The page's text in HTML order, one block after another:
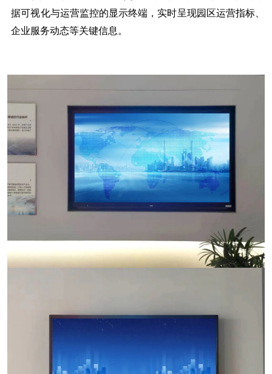
据可视化与运营监控的显示终端，实时呈现园区运营指标、
企业服务动态等关键信息。